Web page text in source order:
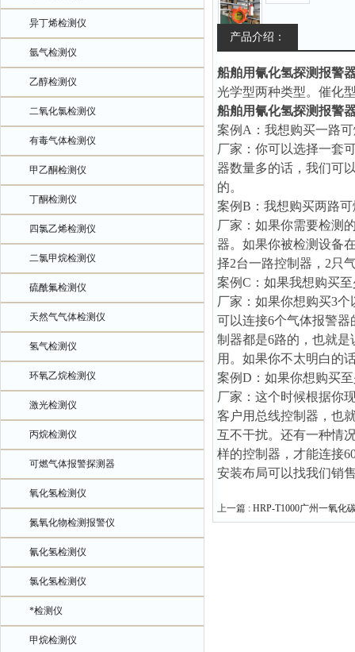
异丁烯检测仪
氩气检测仪
乙醇检测仪
二氧化氯检测仪
有毒气体检测仪
甲乙酮检测仪
丁酮检测仪
四氯乙烯检测仪
二氯甲烷检测仪
硫酰氟检测仪
天然气气体检测仪
氢气检测仪
环氧乙烷检测仪
激光检测仪
丙烷检测仪
可燃气体报警探测器
氧化氢检测仪
氮氧化物检测报警仪
氰化氢检测仪
氯化氢检测仪
*检测仪
甲烷检测仪
产品介绍：
船舶用氰化氢探测报警
光学型两种类型。催化
船舶用氰化氢探测报警
案例A：我想购买一路
厂家：你可以选择一套
器数量多的话，我们可
的。
案例B：我想购买两路
厂家：如果你需要检测
器。如果你被检测设备
择2台一路控制器，2只
案例C：如果我想购买
厂家：如果你想购买3
可以连接6个气体报警
制器都是6路的，也就
用。如果你不太明白的
案例D：如果你想购买
厂家：这个时候根据你
客户用总线控制器，也
互不干扰。还有一种情
样的控制器，才能连接
安装布局可以找我们销
上一篇 : HRP-T1000广州一氧化